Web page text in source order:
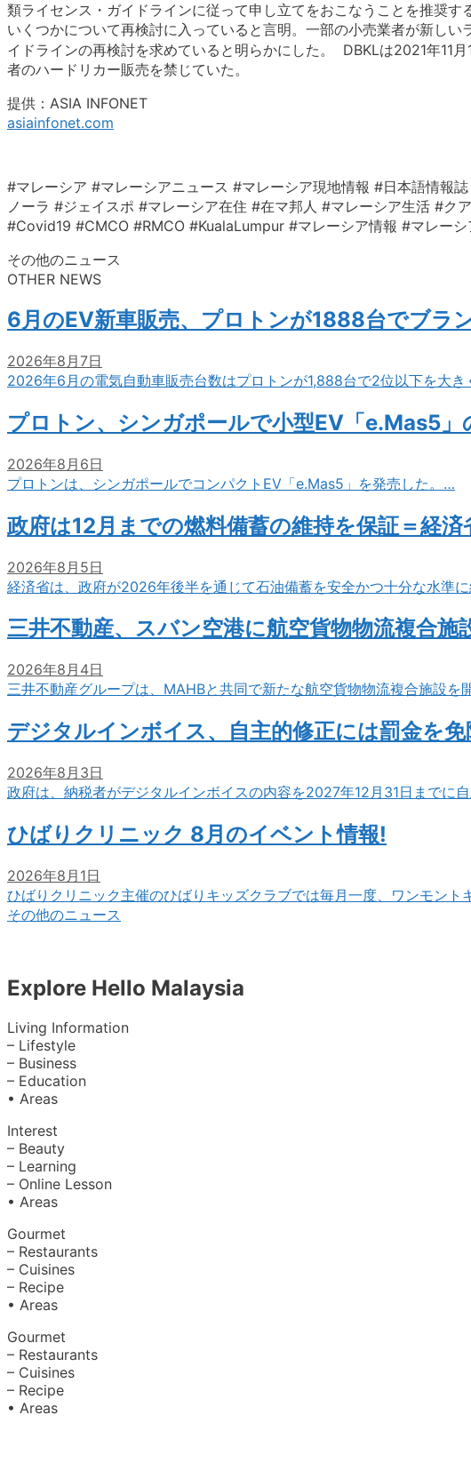
類ライセンス・ガイドラインに従って申し立てをおこなうことを推奨
いくつかについて再検討に入っていると言明。一部の小売業者が新し
イドラインの再検討を求めていると明らかにした。 DBKLは2021年11
者のハードリカー販売を禁じていた。
提供：ASIA INFONET
asiainfonet.com
#マレーシア #マレーシアニュース #マレーシア現地情報 #日本語情報
ノーラ #ジェイスポ #マレーシア在住 #在マ邦人 #マレーシア生活 #
#Covid19 #CMCO #RMCO #KualaLumpur #マレーシア情報 #マレー
その他のニュース
OTHER NEWS
6月のEV新車販売、プロトンが1888台でブラ
2026年8月7日
2026年6月の電気自動車販売台数はプロトンが1,888台で2位以下を大
プロトン、シンガポールで小型EV「e.Mas5」
2026年8月6日
プロトンは、シンガポールでコンパクトEV「e.Mas5」を発売した。…
政府は12月までの燃料備蓄の維持を保証＝経済
2026年8月5日
経済省は、政府が2026年後半を通じて石油備蓄を安全かつ十分な水準
三井不動産、スバン空港に航空貨物物流複合施
2026年8月4日
三井不動産グループは、MAHBと共同で新たな航空貨物物流複合施設を
デジタルインボイス、自主的修正には罰金を免
2026年8月3日
政府は、納税者がデジタルインボイスの内容を2027年12月31日までに
ひばりクリニック 8月のイベント情報!
2026年8月1日
ひばりクリニック主催のひばりキッズクラブでは毎月一度、ワンモント
その他のニュース
Explore Hello Malaysia
Living Information
– Lifestyle
– Business
– Education
• Areas
Interest
– Beauty
– Learning
– Online Lesson
• Areas
Gourmet
– Restaurants
– Cuisines
– Recipe
• Areas
Gourmet
– Restaurants
– Cuisines
– Recipe
• Areas